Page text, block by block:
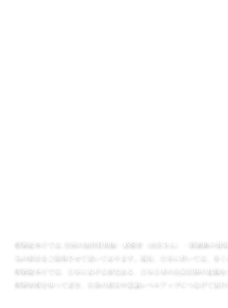
修験総本庁では,全国の加持祈祷師・修験者（山伏さん）・開運師の
為の修法をご指導させて頂いております。現在、日本に於いては、多
修験総本庁では、日本における歴史ある、日本古来の山岳信仰の意識
修験密教を知って頂き、自身の修法や意識レベルアップにつなげて頂